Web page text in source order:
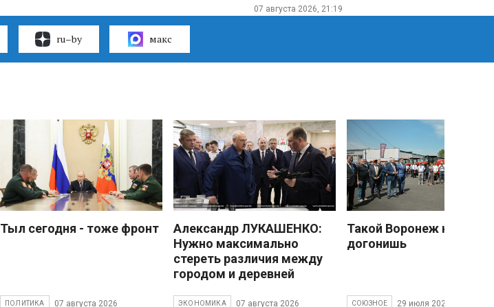
07 августа 2026, 21:19
ru–by макс
Тыл сегодня - тоже фронт
ПОЛИТИКА 07 августа 2026
Александр ЛУКАШЕНКО:
Нужно максимально
стереть различия между
городом и деревней
ЭКОНОМИКА 07 августа 2026
Такой Воронеж не
догонишь
СОЮЗНОЕ 29 июля 2026